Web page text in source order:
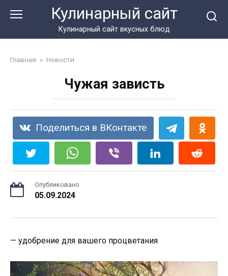
Кулинарный сайт
Кулинарный сайт вкусных блюд
Главная » Новости
Чужая зависть
Поделиться в ВКонтакте
Опубликовано
05.09.2024
— удобрение для вашего процветания